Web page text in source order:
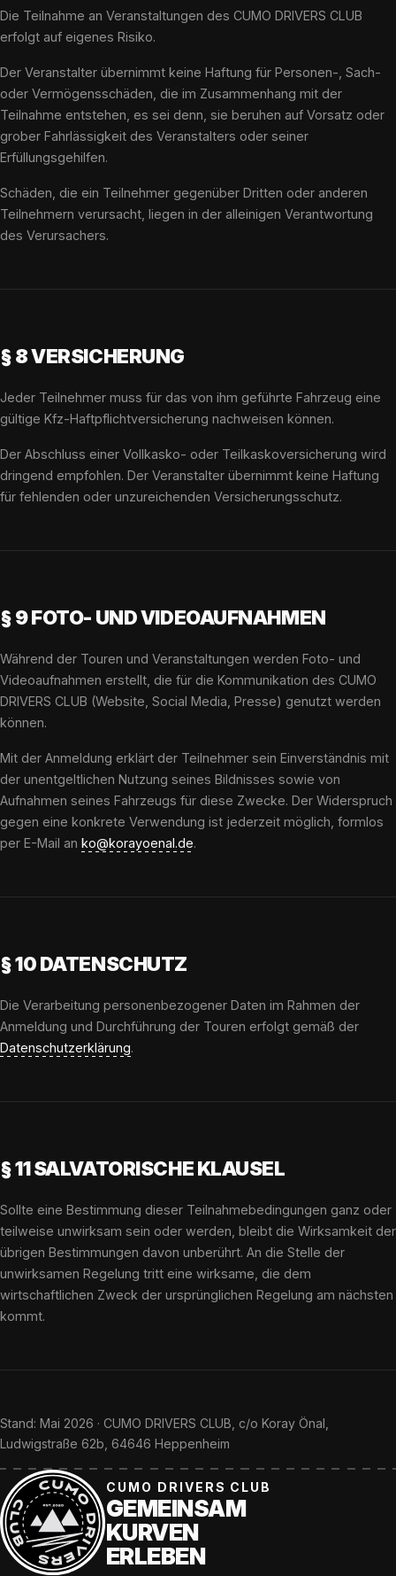
Die Teilnahme an Veranstaltungen des CUMO DRIVERS CLUB
erfolgt auf eigenes Risiko.
Der Veranstalter übernimmt keine Haftung für Personen-, Sach-
oder Vermögensschäden, die im Zusammenhang mit der
Teilnahme entstehen, es sei denn, sie beruhen auf Vorsatz oder
grober Fahrlässigkeit des Veranstalters oder seiner
Erfüllungsgehilfen.
Schäden, die ein Teilnehmer gegenüber Dritten oder anderen
Teilnehmern verursacht, liegen in der alleinigen Verantwortung
des Verursachers.
§ 8 VERSICHERUNG
Jeder Teilnehmer muss für das von ihm geführte Fahrzeug eine
gültige Kfz-Haftpflichtversicherung nachweisen können.
Der Abschluss einer Vollkasko- oder Teilkaskoversicherung wird
dringend empfohlen. Der Veranstalter übernimmt keine Haftung
für fehlenden oder unzureichenden Versicherungsschutz.
§ 9 FOTO- UND VIDEOAUFNAHMEN
Während der Touren und Veranstaltungen werden Foto- und
Videoaufnahmen erstellt, die für die Kommunikation des CUMO
DRIVERS CLUB (Website, Social Media, Presse) genutzt werden
können.
Mit der Anmeldung erklärt der Teilnehmer sein Einverständnis mit
der unentgeltlichen Nutzung seines Bildnisses sowie von
Aufnahmen seines Fahrzeugs für diese Zwecke. Der Widerspruch
gegen eine konkrete Verwendung ist jederzeit möglich, formlos
per E-Mail an ko@korayoenal.de.
§ 10 DATENSCHUTZ
Die Verarbeitung personenbezogener Daten im Rahmen der
Anmeldung und Durchführung der Touren erfolgt gemäß der
Datenschutzerklärung.
§ 11 SALVATORISCHE KLAUSEL
Sollte eine Bestimmung dieser Teilnahmebedingungen ganz oder
teilweise unwirksam sein oder werden, bleibt die Wirksamkeit der
übrigen Bestimmungen davon unberührt. An die Stelle der
unwirksamen Regelung tritt eine wirksame, die dem
wirtschaftlichen Zweck der ursprünglichen Regelung am nächsten
kommt.
Stand: Mai 2026 · CUMO DRIVERS CLUB, c/o Koray Önal,
Ludwigstraße 62b, 64646 Heppenheim
CUMO DRIVERS CLUB
GEMEINSAM
KURVEN
ERLEBEN